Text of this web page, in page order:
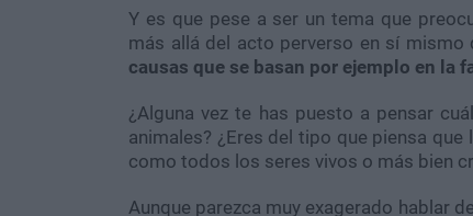
Y es que pese a ser un tema que
más allá del acto perverso en sí mismo
causas que se basan por ejemplo en la
¿Alguna vez te has puesto a pensar
animales? ¿Eres del tipo que piensa
como todos los seres vivos o más bien
Aunque parezca muy exagerado hablar